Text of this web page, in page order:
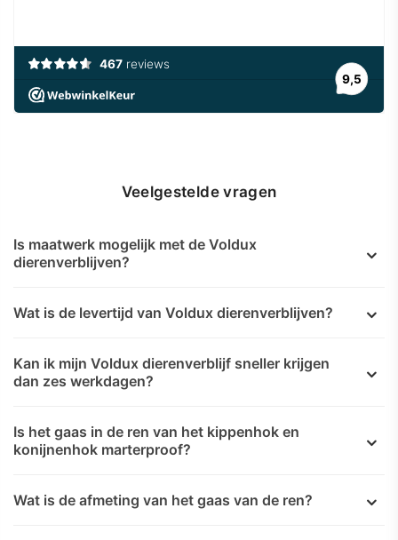
Veelgestelde vragen
Is maatwerk mogelijk met de Voldux
dierenverblijven?
Wat is de levertijd van Voldux dierenverblijven?
Kan ik mijn Voldux dierenverblijf sneller krijgen
dan zes werkdagen?
Is het gaas in de ren van het kippenhok en
konijnenhok marterproof?
Wat is de afmeting van het gaas van de ren?